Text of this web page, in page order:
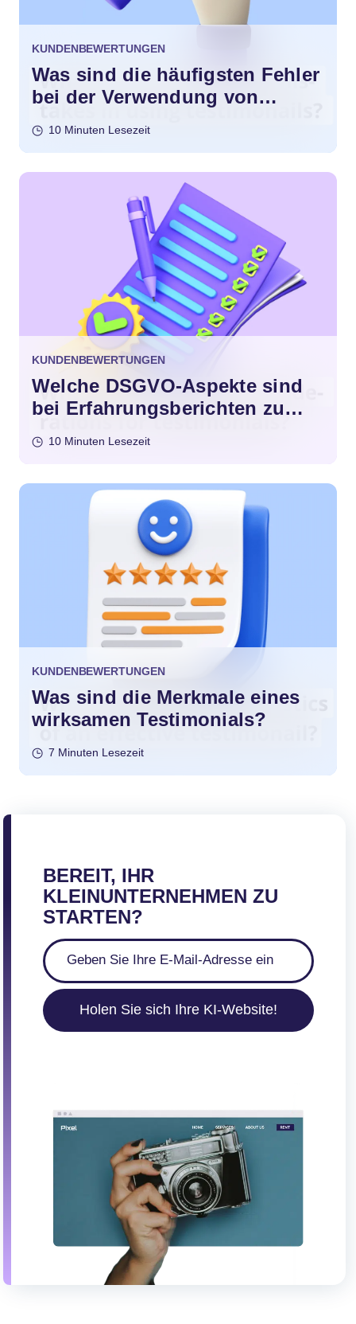
KUNDENBEWERTUNGEN
Was sind die häufigsten Fehler
bei der Verwendung von
10 Minuten Lesezeit
KUNDENBEWERTUNGEN
Welche DSGVO-Aspekte sind
bei Erfahrungsberichten zu
10 Minuten Lesezeit
KUNDENBEWERTUNGEN
Was sind die Merkmale eines
wirksamen Testimonials?
7 Minuten Lesezeit
BEREIT, IHR
KLEINUNTERNEHMEN ZU
STARTEN?
Holen Sie sich Ihre KI-Website!